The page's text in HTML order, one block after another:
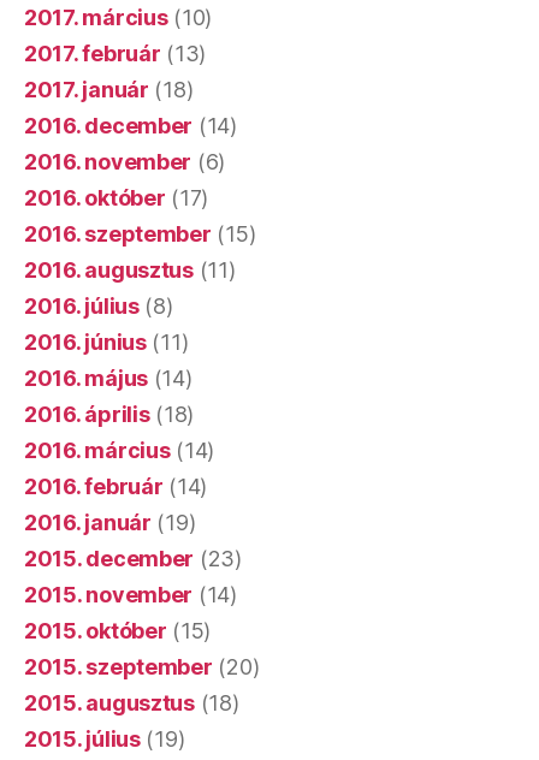
2017. március(10)
2017. február (13)
2017. január (18)
2016. december (14)
2016. november (6)
2016. október (17)
2016. szeptember (15)
2016. augusztus(11)
2016. július(8)
2016. június(11)
2016. május (14)
2016. április(18)
2016. március(14)
2016. február (14)
2016. január (19)
2015. december (23)
2015. november (14)
2015. október (15)
2015. szeptember (20)
2015. augusztus(18)
2015. július(19)